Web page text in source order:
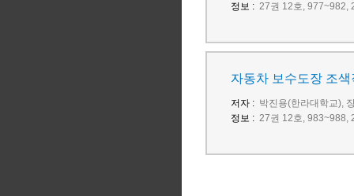
정보 : 27권 12호, 977~982,
자동차 보수도장 조
저자 : 박진용(한라대학교),
정보 : 27권 12호, 983~988,